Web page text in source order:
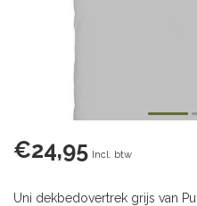
€24,95 Incl. btw
Uni dekbedovertrek grijs van